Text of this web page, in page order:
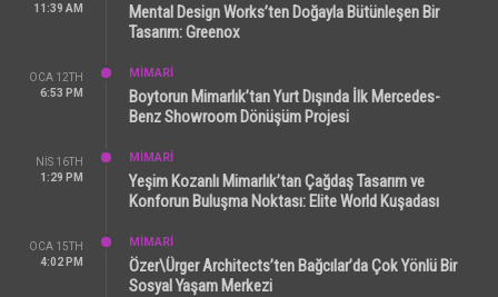
11:39 AM
Mental Design Works’ten Doğayla Bütünleşen Bir
Tasarım: Greenox
OCA 12TH
6:53 PM
MİMARİ
Boytorun Mimarlık’tan Yurt Dışında İlk Mercedes-
Benz Showroom Dönüşüm Projesi
NIS 16TH
1:29 PM
MİMARİ
Yeşim Kozanlı Mimarlık’tan Çağdaş Tasarım ve
Konforun Buluşma Noktası: Elite World Kuşadası
OCA 15TH
4:02 PM
MİMARİ
Özer\Ürger Architects’ten Bağcılar’da Çok Yönlü Bir
Sosyal Yaşam Merkezi